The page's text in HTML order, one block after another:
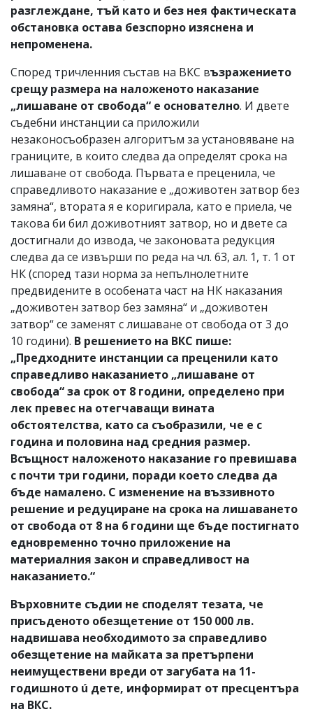
разглеждане, тъй като и без нея фактическата
обстановка остава безспорно изяснена и
непроменена.
Според тричленния състав на ВКС възражението
срещу размера на наложеното наказание
„лишаване от свобода“ е основателно. И двете
съдебни инстанции са приложили
незаконосъобразен алгоритъм за установяване на
границите, в които следва да определят срока на
лишаване от свобода. Първата е преценила, че
справедливото наказание е „доживотен затвор без
замяна“, втората я е коригирала, като е приела, че
такова би бил доживотният затвор, но и двете са
достигнали до извода, че законовата редукция
следва да се извърши по реда на чл. 63, ал. 1, т. 1 от
НК (според тази норма за непълнолетните
предвидените в особената част на НК наказания
„доживотен затвор без замяна“ и „доживотен
затвор“ се заменят с лишаване от свобода от 3 до
10 години). В решението на ВКС пише:
„Предходните инстанции са преценили като
справедливо наказанието „лишаване от
свобода“ за срок от 8 години, определено при
лек превес на отегчаващи вината
обстоятелства, като са съобразили, че е с
година и половина над средния размер.
Всъщност наложеното наказание го превишава
с почти три години, поради което следва да
бъде намалено. С изменение на въззивното
решение и редуциране на срока на лишаването
от свобода от 8 на 6 години ще бъде постигнато
едновременно точно приложение на
материалния закон и справедливост на
наказанието.“
Върховните съдии не споделят тезата, че
присъденото обезщетение от 150 000 лв.
надвишава необходимото за справедливо
обезщетение на майката за претърпени
неимуществени вреди от загубата на 11-
годишното ú дете, информират от пресцентъра
на ВКС.